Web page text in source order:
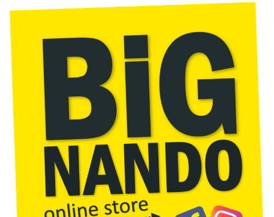
Início Política de Privacidade
Política de Privacidade
Política de Privacidade descreve como a sua informação
pessoal é recolhida, usada e partilhada ao visitar ou fazer
compras em https://loja-do-nando.jumpseller.com.
A INFORMAÇÃO PESSOAL QUE RECOLHEMOS
Quando visita o Site, recolhemos automaticamente certas
informações sobre o seu dispositivo, incluindo informação
sobre o seu navegador de internet, endereço de IP, fuso